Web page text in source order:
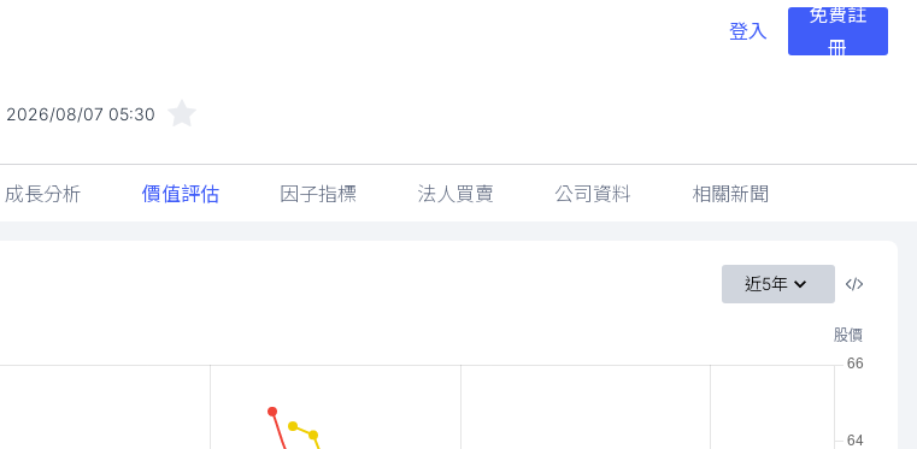
登入
免費註
冊
2026/08/07 05:30
成長分析 價值評估 因子指標 法人買賣 公司資料 相關新聞
近5年